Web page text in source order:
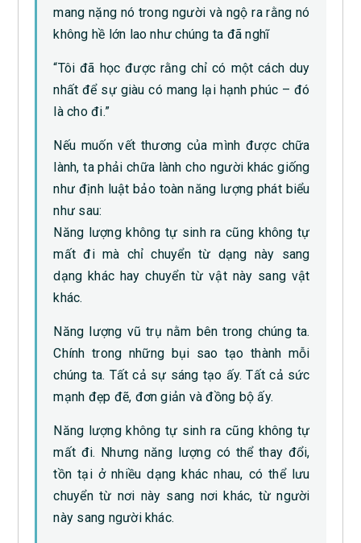
mang nặng nó trong người và ngộ ra rằng nó
không hề lớn lao như chúng ta đã nghĩ
“Tôi đã học được rằng chỉ có một cách duy
nhất để sự giàu có mang lại hạnh phúc – đó
là cho đi.”
Nếu muốn vết thương của mình được chữa
lành, ta phải chữa lành cho người khác giống
như định luật bảo toàn năng lượng phát biểu
như sau:
Năng lượng không tự sinh ra cũng không tự
mất đi mà chỉ chuyển từ dạng này sang
dạng khác hay chuyển từ vật này sang vật
khác.
Năng lượng vũ trụ nằm bên trong chúng ta.
Chính trong những bụi sao tạo thành mỗi
chúng ta. Tất cả sự sáng tạo ấy. Tất cả sức
mạnh đẹp đẽ, đơn giản và đồng bộ ấy.
Năng lượng không tự sinh ra cũng không tự
mất đi. Nhưng năng lượng có thể thay đổi,
tồn tại ở nhiều dạng khác nhau, có thể lưu
chuyển từ nơi này sang nơi khác, từ người
này sang người khác.